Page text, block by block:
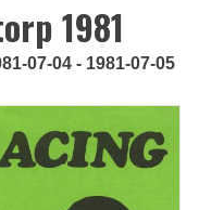
1981
07-04 - 1981-07-05